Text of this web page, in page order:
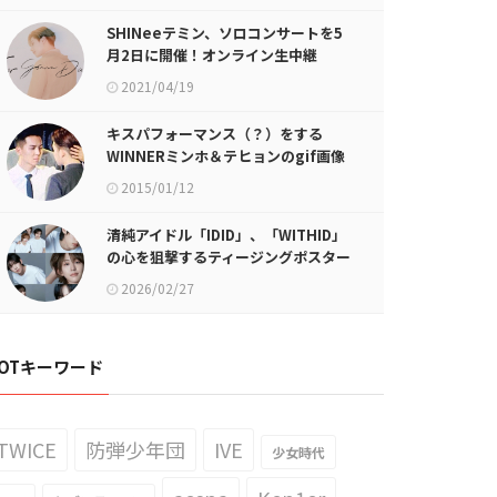
SHINeeテミン、ソロコンサートを5
月2日に開催！オンライン生中継
2021/04/19
キスパフォーマンス（？）をする
WINNERミンホ＆テヒョンのgif画像
が話題に
2015/01/12
清純アイドル「IDID」、「WITHID」
の心を狙撃するティージングポスター
公開！
2026/02/27
キーワード
防弾少年団 IVE 少女時代